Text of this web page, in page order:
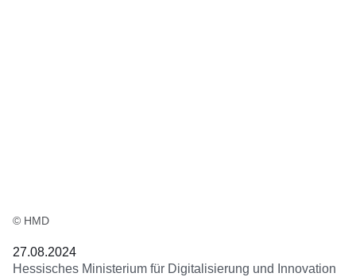
© HMD
27.08.2024
Hessisches Ministerium für Digitalisierung und Innovation